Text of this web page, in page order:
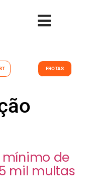
FROTAS
mínimo de
mil multas